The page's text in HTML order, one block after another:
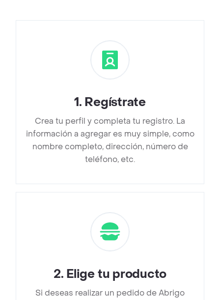
1. Regístrate
Crea tu perfil y completa tu registro. La
información a agregar es muy simple, como
nombre completo, dirección, número de
teléfono, etc.
2. Elige tu producto
Si deseas realizar un pedido de Abrigo